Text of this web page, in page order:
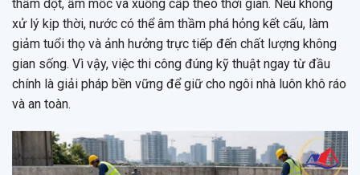
thấm dột, ẩm mốc và xuống cấp theo thời gian. Nếu không
xử lý kịp thời, nước có thể âm thầm phá hỏng kết cấu, làm
giảm tuổi thọ và ảnh hưởng trực tiếp đến chất lượng không
gian sống. Vì vậy, việc thi công đúng kỹ thuật ngay từ đầu
chính là giải pháp bền vững để giữ cho ngôi nhà luôn khô ráo
và an toàn.